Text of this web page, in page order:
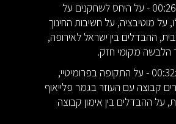
00:17:44 - 00:26:22 - על היחס לשחקנים על
על מוטיבציה, על חשיבות החינוך
ההבדלים בין ישראל לאירופה,
הלבשה מקומי חזק.
00:26:25 - 00:32:55 - על התקופה בפרומיטיי,
קבוצה עם העוזר בגמר פלייאוף
על ההבדלים בין אימון קבוצה